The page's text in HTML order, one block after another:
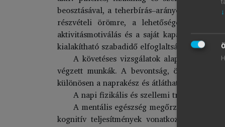
beosztásával, a teherbírás–arányos
részvételi örömre, a lehetőségek szerinti
aktivitásmotiválás és a saját kapacitás
kialakítható szabadidő elfoglaltságok
A követéses vizsgálatok alapján
végzett munkák. A bevontság, önkifejezés,
különösen a naprakész és átlátható
A napi fizikális és szellemi tréning
A mentális egészség megőrzésével,
kognitív teljesítmények vonatkozásában,
↓